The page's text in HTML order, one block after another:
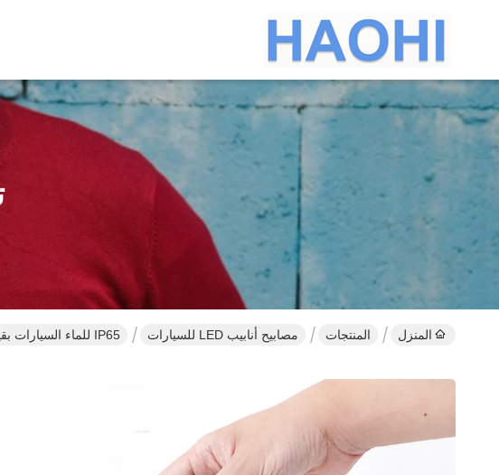
المنزل المنتجات مصابيح أنابيب LED للسيارات IP65 للماء السيارات بقيادة شرائط الفرامل الخفيفة 2835 ألياف الكربون